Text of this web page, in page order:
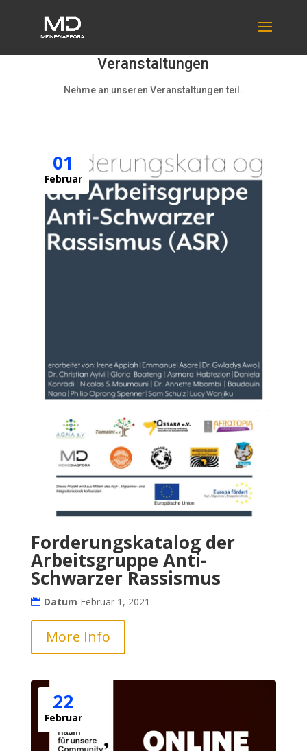
Veranstaltungen
Nehme an unseren Veranstaltungen teil.
01
Februar
Forderungskatalog der
Arbeitsgruppe Anti-
Schwarzer Rassismus
Datum Februar 1, 2021
More Info
22
Februar